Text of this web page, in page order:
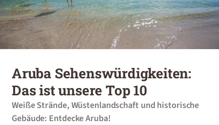
Aruba Sehenswürdigkeiten:
Das ist unsere Top 10
Weiße Strände, Wüstenlandschaft und historische
Gebäude: Entdecke Aruba!